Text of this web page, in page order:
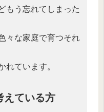
もう忘れてしまった
々な家庭で育つそれ
れています。
えている方